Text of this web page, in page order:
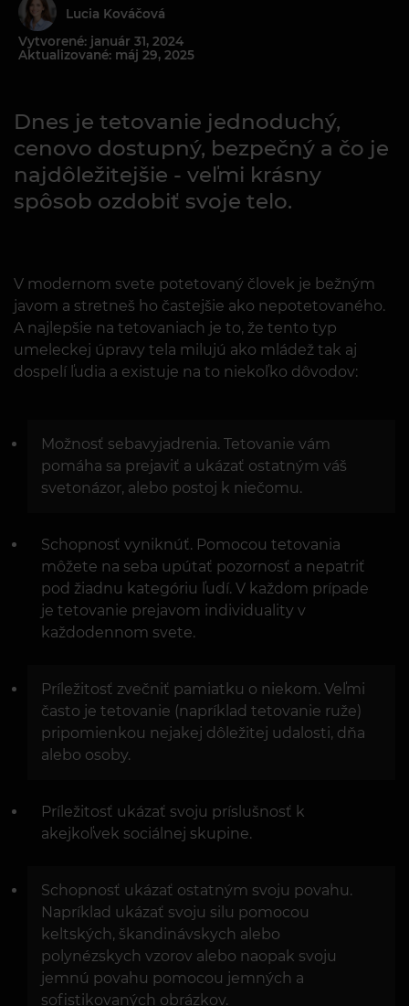
Lucia Kováčová
Vytvorené: január 31, 2024
Aktualizované: máj 29, 2025
Dnes je tetovanie jednoduchý,
cenovo dostupný, bezpečný a čo je
najdôležitejšie - veľmi krásny
spôsob ozdobiť svoje telo.
V modernom svete potetovaný človek je bežným
javom a stretneš ho častejšie ako nepotetovaného.
A najlepšie na tetovaniach je to, že tento typ
umeleckej úpravy tela milujú ako mládež tak aj
dospelí ľudia a existuje na to niekoľko dôvodov:
Možnosť sebavyjadrenia. Tetovanie vám
pomáha sa prejaviť a ukázať ostatným váš
svetonázor, alebo postoj k niečomu.
Schopnosť vyniknúť. Pomocou tetovania
môžete na seba upútať pozornosť a nepatriť
pod žiadnu kategóriu ľudí. V každom prípade
je tetovanie prejavom individuality v
každodennom svete.
Príležitosť zvečniť pamiatku o niekom. Veľmi
často je tetovanie (napríklad tetovanie ruže)
pripomienkou nejakej dôležitej udalosti, dňa
alebo osoby.
Príležitosť ukázať svoju príslušnosť k
akejkoľvek sociálnej skupine.
Schopnosť ukázať ostatným svoju povahu.
Napríklad ukázať svoju silu pomocou
keltských, škandinávskych alebo
polynézskych vzorov alebo naopak svoju
jemnú povahu pomocou jemných a
sofistikovaných obrázkov.